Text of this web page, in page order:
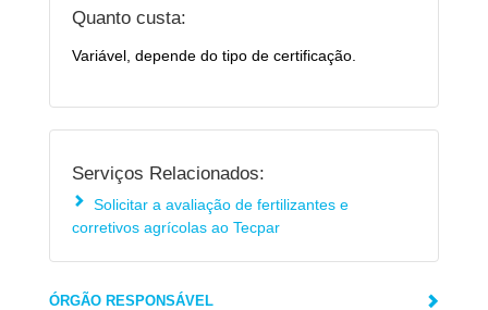
Quanto custa:
Variável, depende do tipo de certificação.
Serviços Relacionados:
Solicitar a avaliação de fertilizantes e
corretivos agrícolas ao Tecpar
ÓRGÃO RESPONSÁVEL